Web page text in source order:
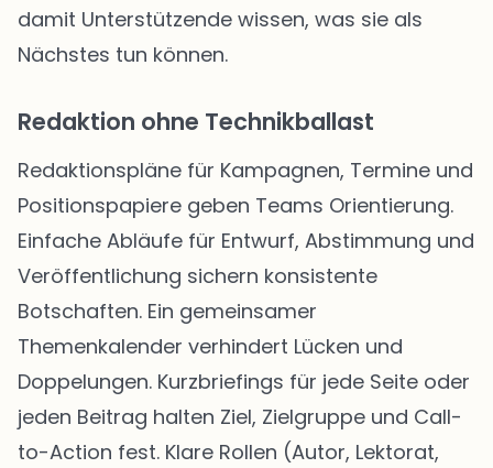
damit Unterstützende wissen, was sie als
Nächstes tun können.
Redaktion ohne Technikballast
Redaktionspläne für Kampagnen, Termine und
Positionspapiere geben Teams Orientierung.
Einfache Abläufe für Entwurf, Abstimmung und
Veröffentlichung sichern konsistente
Botschaften. Ein gemeinsamer
Themenkalender verhindert Lücken und
Doppelungen. Kurzbriefings für jede Seite oder
jeden Beitrag halten Ziel, Zielgruppe und Call-
to-Action fest. Klare Rollen (Autor, Lektorat,